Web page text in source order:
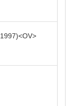
1997 OV